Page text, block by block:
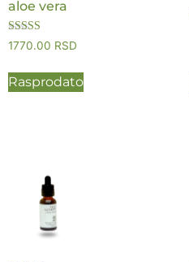
aloe vera
Ocenjeno sa
5.00
1770.00 RSD
Rasprodato